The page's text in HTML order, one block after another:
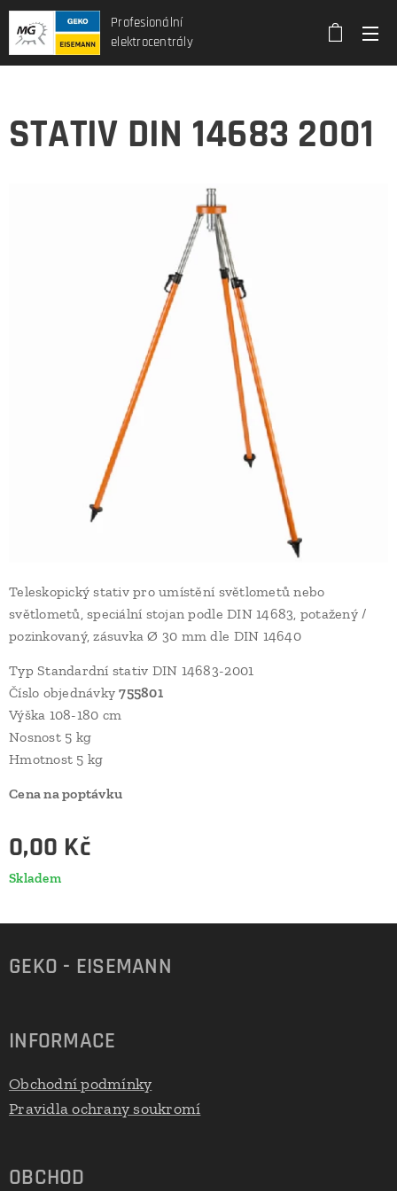
Profesionální
elektrocentrály
STATIV DIN 14683 2001
Teleskopický stativ pro umístění světlometů nebo
světlometů, speciální stojan podle DIN 14683, potažený /
pozinkovaný, zásuvka Ø 30 mm dle DIN 14640
Typ Standardní stativ DIN 14683-2001
Číslo objednávky755801
Výška 108-180 cm
Nosnost 5 kg
Hmotnost 5 kg
Cena na poptávku
0,00 Kč
Skladem
GEKO - EISEMANN
INFORMACE
Obchodní podmínky
Pravidla ochrany soukromí
OBCHOD